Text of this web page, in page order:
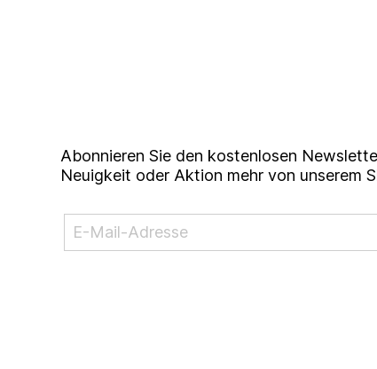
Abonnieren Sie den kostenlosen
Neuigkeit oder Aktion mehr von unserem